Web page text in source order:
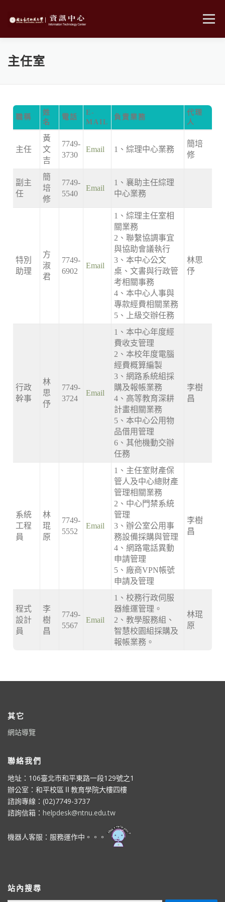
選單
主任室
職稱
姓
名
電話
E-
MAIL
負責業務
代理
人
主任
黃
文
吉
7749-
3730
Email 1、綜理中心業務
簡培
修
副主
任
簡
培
修
7749-
5540
Email
1、襄助主任綜理
中心業務
特別
助理
方
淑
君
7749-
6902
Email
1、綜理主任室相
關業務
2、聯繫協調事宜
與協助會議執行
3、本中心公文
桌、文書與行政管
考相關事務
4、本中心人事與
專款經費相關業務
5、上級交辦任務
林思
伃
行政
幹事
林
思
伃
7749-
3724
Email
1、本中心年度經
費收支管理
2、本校年度電腦
經費概算編製
3、網路系統組採
購及報帳業務
4、高等教育深耕
計畫相關業務
5、本中心公用物
品借用管理
6、其他機動交辦
任務
李樹
昌
系統
工程
員
林
琨
原
7749-
5552
Email
1、主任室財產保
管人及中心總財產
管理相關業務
2、中心門禁系統
管理
3、辦公室公用事
務設備採購與管理
4、網路電話異動
申請管理
5、廠商VPN帳號
申請及管理
李樹
昌
程式
設計
員
李
樹
昌
7749-
5567
Email
1、校務行政伺服
器維運管理。
2、教學服務組、
智慧校園組採購及
報帳業務。
林琨
原
其它
網站導覽
聯絡我們
地址：106臺北市和平東路一段129號之1
辦公室：和平校區Ⅱ教育學院大樓四樓
諮詢專線：(02)7749-3737
諮詢信箱： helpdesk@ntnu.edu.tw
機器人客服：服務運作中。。。
站內搜尋